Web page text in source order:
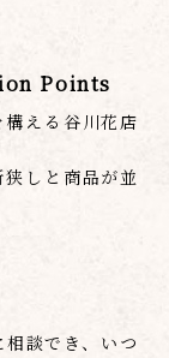
Points
える谷川花店
しと商品が並
談でき、いつ